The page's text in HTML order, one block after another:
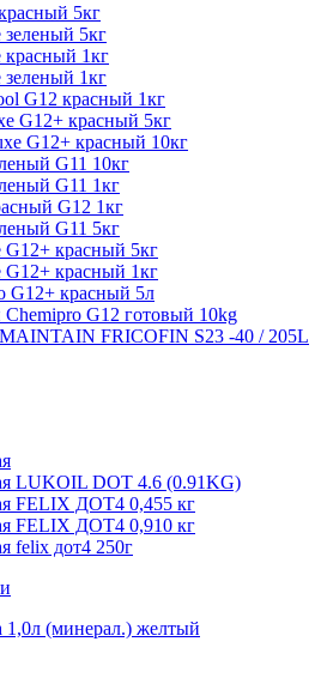
5кг
5кг
1кг
1кг
G12 красный 1кг
G12+ красный 5кг
G12+ красный 10кг
G11 10кг
G11 1кг
G12 1кг
G11 5кг
красный 5кг
красный 1кг
G12+ красный 5л
G12 готовый 10kg
FRICOFIN S23 -40 / 205L
LUKOIL DOT 4.6 (0.91KG)
FELIX ДОТ4 0,455 кг
FELIX ДОТ4 0,910 кг
felix дот4 250г
(минерал.) желтый